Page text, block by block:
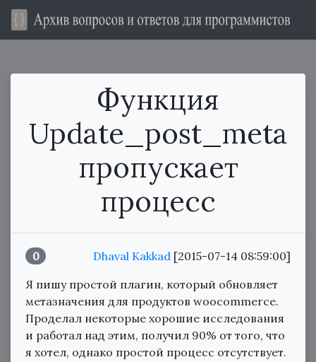
Функция
Update_post_meta
пропускает
процесс
0 Dhaval Kakkad [2015-07-14 08:59:00]
Я пишу простой плагин, который обновляет
метазначения для продуктов woocommerce.
Проделал некоторые хорошие исследования
и работал над этим, получил 90% от того, что
я хотел, однако простой процесс отсутствует.